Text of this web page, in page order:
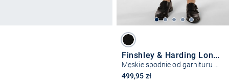
Finshley & Harding London
499,95 zł